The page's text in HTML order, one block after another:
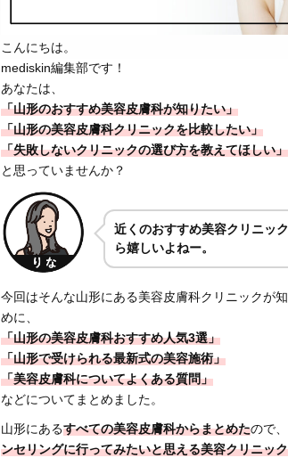
こんにちは。
mediskin編集部です！
あなたは、
「山形のおすすめ美容皮膚科が知りたい」
「山形の美容皮膚科クリニックを比較したい」
「失敗しないクリニックの選び方を教えてほしい」
と思っていませんか？
近くのおすすめ美容クリニッ
ら嬉しいよねー。
今回はそんな山形にある美容皮膚科クリニックが
めに、
「山形の美容皮膚科おすすめ人気3選」
「山形で受けられる最新式の美容施術」
「美容皮膚科についてよくある質問」
などについてまとめました。
山形にあるすべての美容皮膚科からまとめたので
ンセリングに行ってみたいと思える美容クリニック